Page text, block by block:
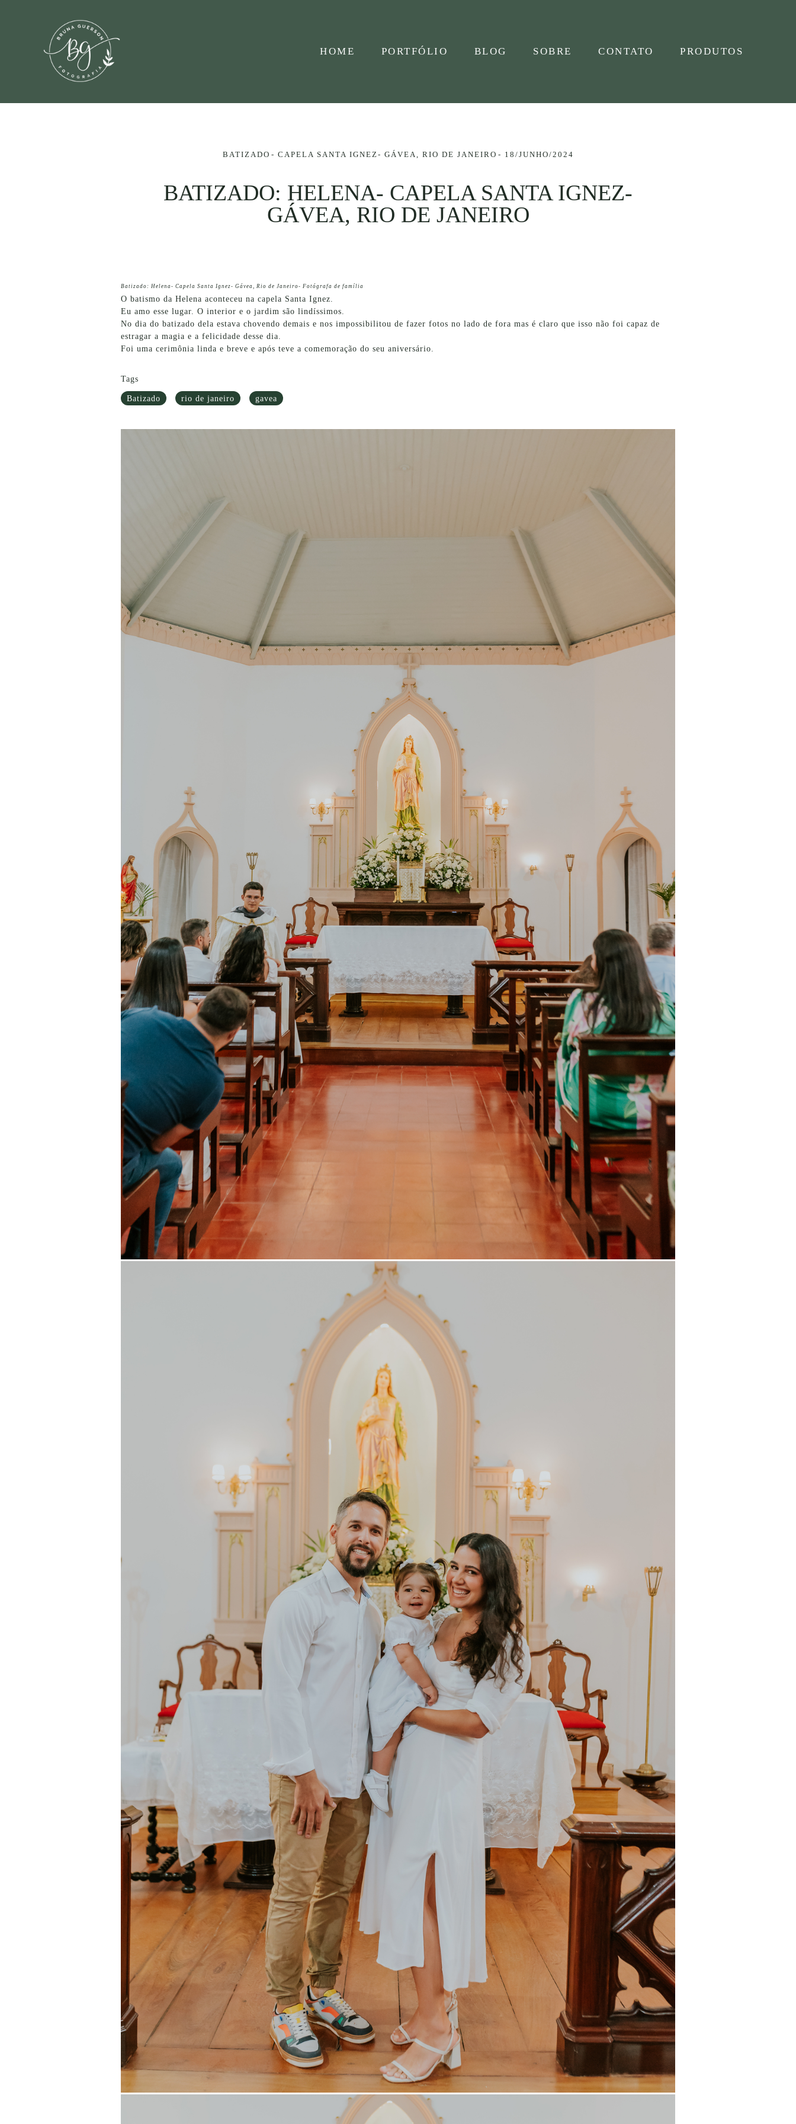
HOME PORTFÓLIO BLOG SOBRE CONTATO PRODUTOS
BATIZADO CAPELA SANTA IGNEZ- GÁVEA, RIO DE JANEIRO 18/JUNHO/2024
BATIZADO: HELENA- CAPELA SANTA IGNEZ-
GÁVEA, RIO DE JANEIRO
Batizado: Helena- Capela Santa Ignez- Gávea, Rio de Janeiro- Fotógrafa de família
O batismo da Helena aconteceu na capela Santa Ignez.
Eu amo esse lugar. O interior e o jardim são lindíssimos.
No dia do batizado dela estava chovendo demais e nos impossibilitou de fazer fotos no lado de fora mas é claro que isso não foi capaz de
estragar a magia e a felicidade desse dia.
Foi uma cerimônia linda e breve e após teve a comemoração do seu aniversário.
Tags
Batizado rio de janeiro gavea